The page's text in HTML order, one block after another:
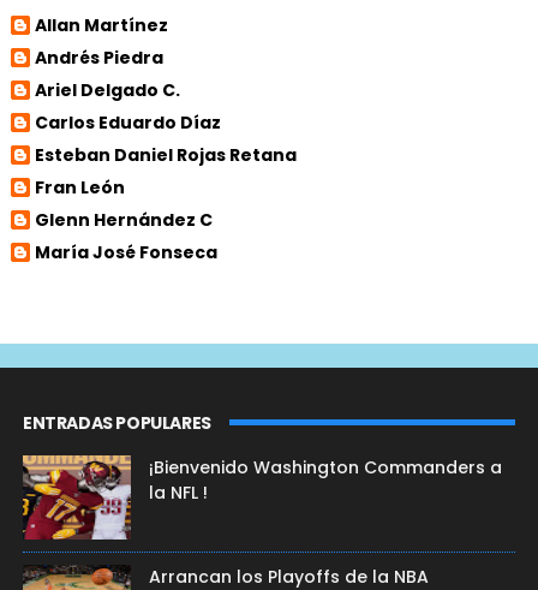
Allan Martínez
Andrés Piedra
Ariel Delgado C.
Carlos Eduardo Díaz
Esteban Daniel Rojas Retana
Fran León
Glenn Hernández C
María José Fonseca
ENTRADAS POPULARES
¡Bienvenido Washington Commanders a
la NFL !
Arrancan los Playoffs de la NBA